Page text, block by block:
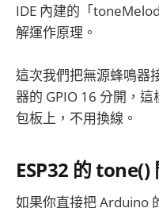
IDE 內建的「
解運作原理。
這次我們把無源蜂鳴器
器的 GPIO 16 分開，
包板上，不用換線。
ESP32 的 tone()
如果你直接把 Arduino